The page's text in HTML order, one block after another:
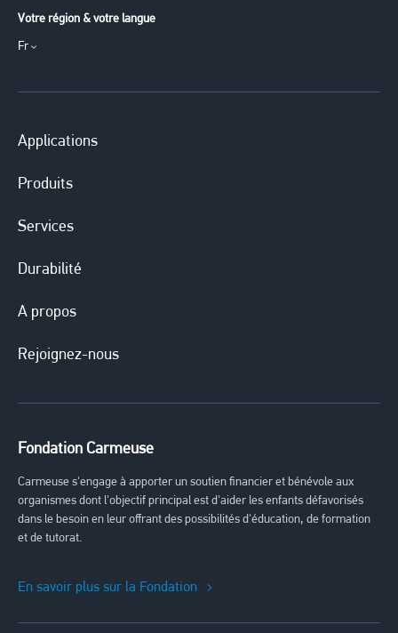
Votre région & votre langue
Fr
Applications
Produits
Services
Durabilité
A propos
Rejoignez-nous
Fondation Carmeuse
Carmeuse s'engage à apporter un soutien financier et bénévole aux
organismes dont l'objectif principal est d'aider les enfants défavorisés
dans le besoin en leur offrant des possibilités d'éducation, de formation
et de tutorat.
En savoir plus sur la Fondation